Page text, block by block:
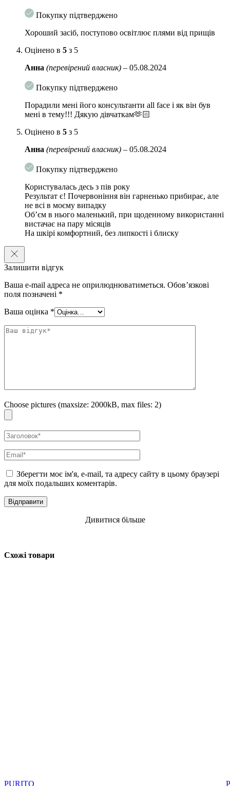
Покупку підтверджено
Хороший засіб, поступово освітлює плями від прищів
Оцінено в 5 з 5
Анна (перевірений власник) – 05.08.2024
Покупку підтверджено
Порадили мені його консультанти all face і як він був
мені в тему!!! Дякую дівчаткам🫶🏻
Оцінено в 5 з 5
Анна (перевірений власник) – 05.08.2024
Покупку підтверджено
Користувалась десь з пів року
Результат є! Почервоніння він гарненько прибирає, але
не всі в моєму випадку
Обʼєм в нього маленький, при щоденному використанні
вистачає на пару місяців
На шкірі комфортний, без липкості і блиску
Залишити відгук
Ваша e-mail адреса не оприлюднюватиметься. Обов’язкові
поля позначені *
Ваша оцінка *
Choose pictures (maxsize: 2000kB, max files: 2)
Зберегти моє ім'я, e-mail, та адресу сайту в цьому браузері
для моїх подальших коментарів.
Дивитися більше
Схожі товари
PURITO